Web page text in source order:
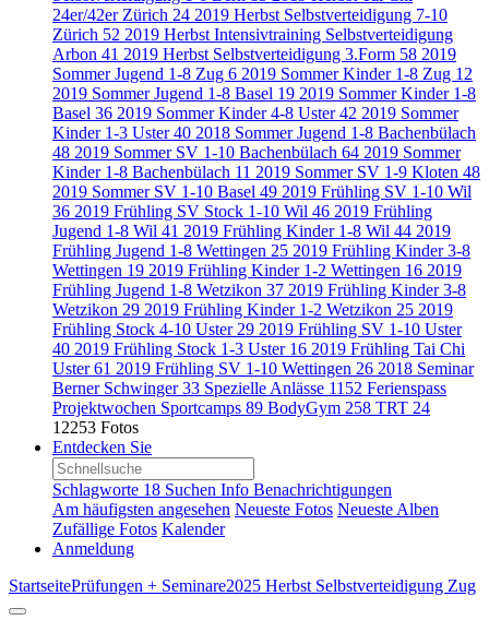
24er/42er Zürich 24 2019 Herbst Selbstverteidigung 7-10
Zürich 52 2019 Herbst Intensivtraining Selbstverteidigung
Arbon 41 2019 Herbst Selbstverteidigung 3.Form 58 2019
Sommer Jugend 1-8 Zug 6 2019 Sommer Kinder 1-8 Zug 12
2019 Sommer Jugend 1-8 Basel 19 2019 Sommer Kinder 1-8
Basel 36 2019 Sommer Kinder 4-8 Uster42 2019 Sommer
Kinder 1-3 Uster40 2018 Sommer Jugend 1-8 Bachenbülach
48 2019 Sommer SV 1-10 Bachenbülach 64 2019 Sommer
Kinder 1-8 Bachenbülach 11 2019 Sommer SV 1-9 Kloten 48
2019 Sommer SV 1-10 Basel 49 2019 Frühling SV 1-10 Wil
36 2019 Frühling SV Stock 1-10 Wil 46 2019 Frühling
Jugend 1-8 Wil 41 2019 Frühling Kinder 1-8 Wil 44 2019
Frühling Jugend 1-8 Wettingen 25 2019 Frühling Kinder 3-8
Wettingen 19 2019 Frühling Kinder 1-2 Wettingen 16 2019
Frühling Jugend 1-8 Wetzikon 37 2019 Frühling Kinder 3-8
Wetzikon 29 2019 Frühling Kinder 1-2 Wetzikon 25 2019
Frühling Stock 4-10 Uster 29 2019 Frühling SV 1-10 Uster
40 2019 Frühling Stock 1-3 Uster 16 2019 Frühling Tai Chi
Uster61 2019 Frühling SV 1-10 Wettingen 26 2018 Seminar
Berner Schwinger33 Spezielle Anlässe 1152 Ferienspass
Projektwochen Sportcamps 89 BodyGym 258 TRT 24
12253 Fotos
Entdecken Sie
Schlagworte 18 Suchen Info Benachrichtigungen
Am häufigsten angesehen Neueste Fotos Neueste Alben
Zufällige Fotos Kalender
Anmeldung
StartseitePrüfungen + Seminare2025 Herbst Selbstverteidigung Zug